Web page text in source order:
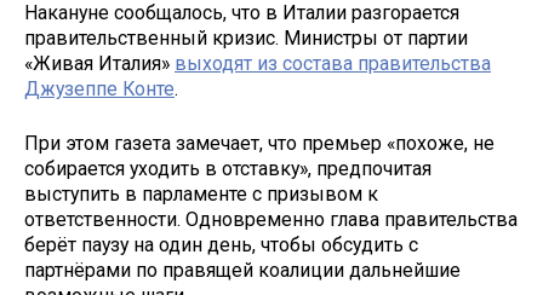
Накануне сообщалось, что в Италии разгорается
правительственный кризис. Министры от партии
«Живая Италия» выходят из состава правительства
Джузеппе Конте.
При этом газета замечает, что премьер «похоже, не
собирается уходить в отставку», предпочитая
выступить в парламенте с призывом к
ответственности. Одновременно глава правительства
берёт паузу на один день, чтобы обсудить с
партнёрами по правящей коалиции дальнейшие